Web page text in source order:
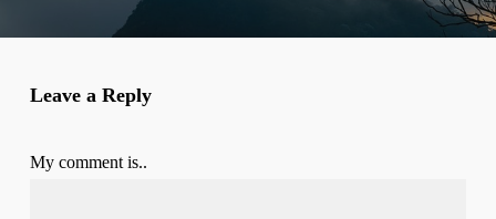
Leave a Reply
My comment is..